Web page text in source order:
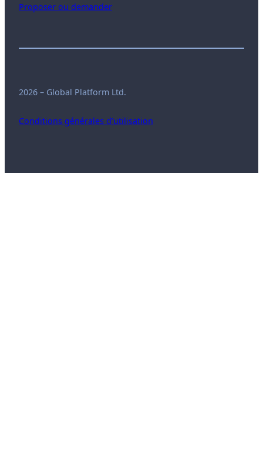
Proposer ou demander
2026 – Global Platform Ltd.
Conditions générales d’utilisation